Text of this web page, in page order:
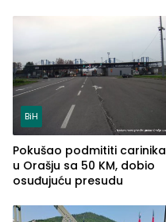
BiH
Pokušao podmititi carinika
u Orašju sa 50 KM, dobio
osuđujuću presudu